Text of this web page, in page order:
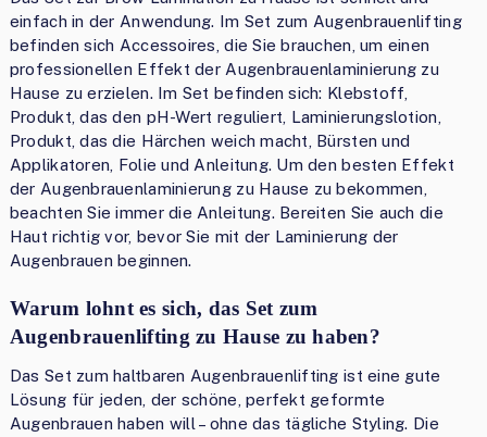
einfach in der Anwendung. Im Set zum Augenbrauenlifting
befinden sich Accessoires, die Sie brauchen, um einen
professionellen Effekt der Augenbrauenlaminierung zu
Hause zu erzielen. Im Set befinden sich: Klebstoff,
Produkt, das den pH-Wert reguliert, Laminierungslotion,
Produkt, das die Härchen weich macht, Bürsten und
Applikatoren, Folie und Anleitung. Um den besten Effekt
der Augenbrauenlaminierung zu Hause zu bekommen,
beachten Sie immer die Anleitung. Bereiten Sie auch die
Haut richtig vor, bevor Sie mit der Laminierung der
Augenbrauen beginnen.
Warum lohnt es sich, das Set zum
Augenbrauenlifting zu Hause zu haben?
Das Set zum haltbaren Augenbrauenlifting ist eine gute
Lösung für jeden, der schöne, perfekt geformte
Augenbrauen haben will – ohne das tägliche Styling. Die